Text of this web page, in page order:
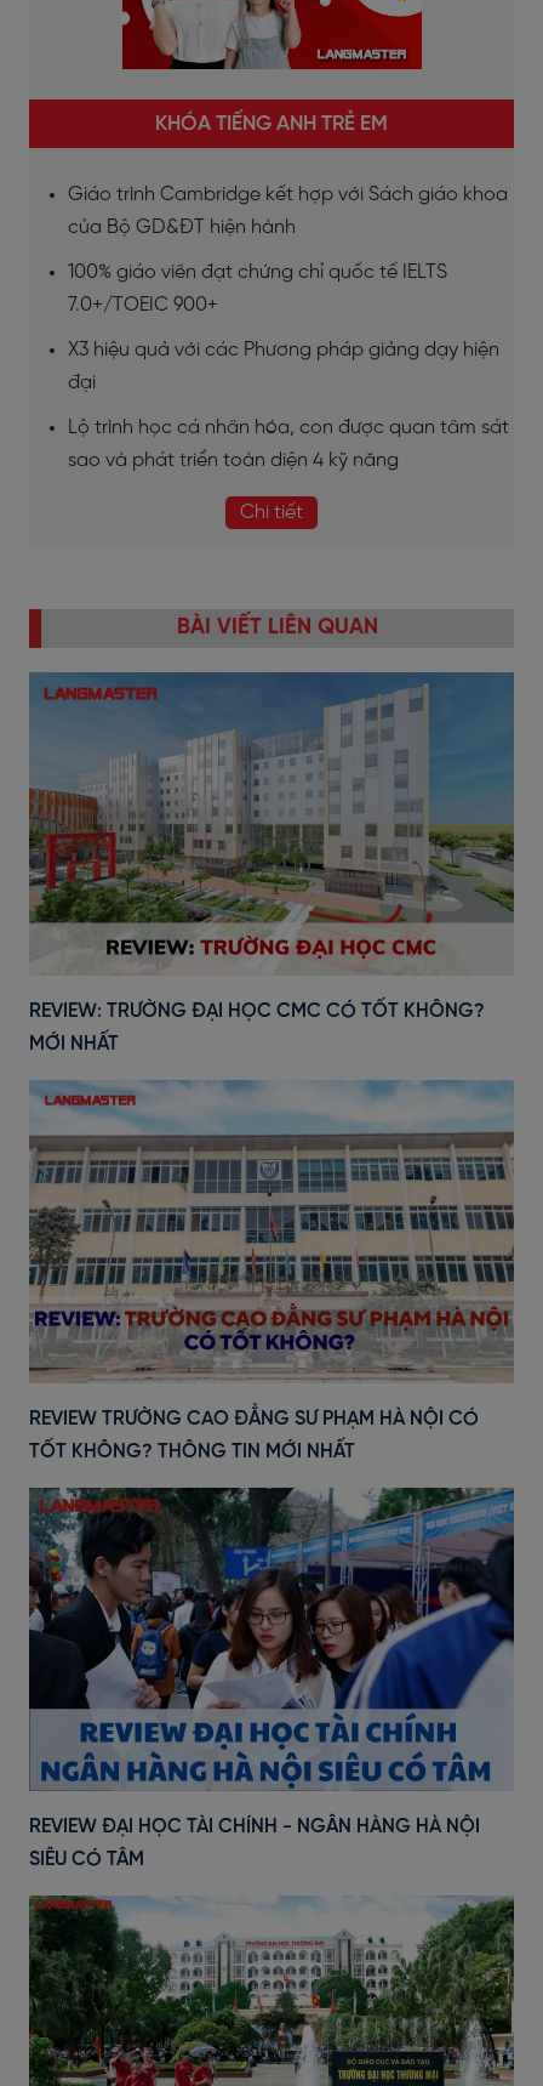
KHÓA TIẾNG ANH TRẺ EM
Giáo trình Cambridge kết hợp với Sách giáo khoa
của Bộ GD&ĐT hiện hành
100% giáo viên đạt chứng chỉ quốc tế IELTS
7.0+/TOEIC 900+
X3 hiệu quả với các Phương pháp giảng dạy hiện
đại
Lộ trình học cá nhân hóa, con được quan tâm sát
sao và phát triển toàn diện 4 kỹ năng
Chi tiết
BÀI VIẾT LIÊN QUAN
REVIEW: TRƯỜNG ĐẠI HỌC CMC CÓ TỐT KHÔNG?
MỚI NHẤT
REVIEW TRƯỜNG CAO ĐẲNG SƯ PHẠM HÀ NỘI CÓ
TỐT KHÔNG? THÔNG TIN MỚI NHẤT
REVIEW ĐẠI HỌC TÀI CHÍNH - NGÂN HÀNG HÀ NỘI
SIÊU CÓ TÂM